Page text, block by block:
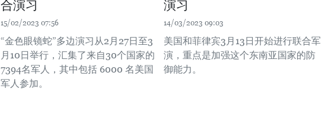
合演习
15/02/2023 07:56
“金色眼镜蛇”多边演习从2月27日至3
月10日举行，汇集了来自30个国家的
7394名军人，其中包括 6000 名美国
军人参加。
演习
14/03/2023 09:03
美国和菲律宾3月13日开始进行联合军
演，重点是加强这个东南亚国家的防
御能力。